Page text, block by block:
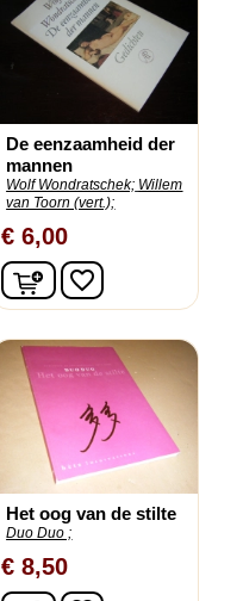
De eenzaamheid der
mannen
Wolf Wondratschek; Willem
van Toorn (vert.);
€ 6,00
In winkelwagen
favorite_border
Het oog van de stilte
Duo Duo ;
€ 8,50